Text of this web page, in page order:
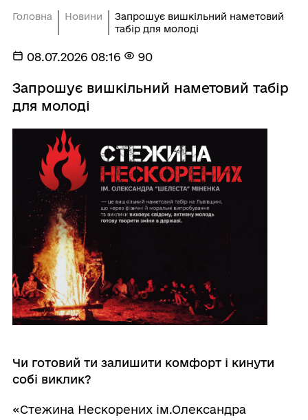
Головна Новини
Запрошує вишкільний наметовий
табір для молоді
08.07.2026 08:16 90
Запрошує вишкільний наметовий табір
для молоді
Чи готовий ти залишити комфорт і кинути
собі виклик?
«Стежина Нескорених ім.Олександра